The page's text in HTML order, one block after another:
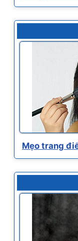
Mẹo trang